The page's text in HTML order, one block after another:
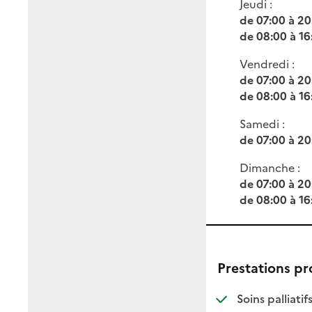
Jeudi :
de 07:00 à
de 08:00 à
Vendredi :
de 07:00 à
de 08:00 à
Samedi :
de 07:00 à
Dimanche :
de 07:00 à
de 08:00 à
Prestations
Soins palliatifs
:
: